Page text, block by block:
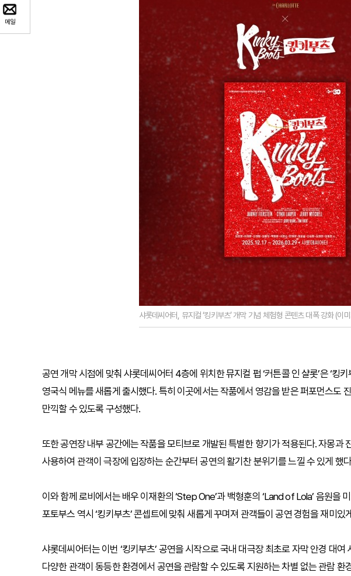
메일
샤롯데씨어터, 뮤지컬 ‘킹키부츠’ 개막 기념 체험형 콘텐츠 대폭 강화 (이
공연 개막 시점에 맞춰 샤롯데씨어터 4층에 위치한 뮤지컬 펍 ‘커튼콜 인 샬롯’은 ‘킹
영국식 메뉴를 새롭게 출시했다. 특히 이곳에서는 작품에서 영감을 받은 퍼포먼스도
만끽할 수 있도록 구성했다.
또한 공연장 내부 공간에는 작품을 모티브로 개발된 특별한 향기가 적용된다. 자몽과
사용하여 관객이 극장에 입장하는 순간부터 공연의 활기찬 분위기를 느낄 수 있게 했
이와 함께 로비에서는 배우 이재환의 ‘Step One’과 백형훈의 ‘Land of Lola’ 음원을
포토부스 역시 ‘킹키부츠’ 콘셉트에 맞춰 새롭게 꾸며져 관객들이 공연 경험을 재미있
샤롯데씨어터는 이번 ‘킹키부츠’ 공연을 시작으로 국내 대극장 최초로 자막 안경 대
다양한 관객이 동등한 환경에서 공연을 관람할 수 있도록 지원하는 차별 없는 관람 환